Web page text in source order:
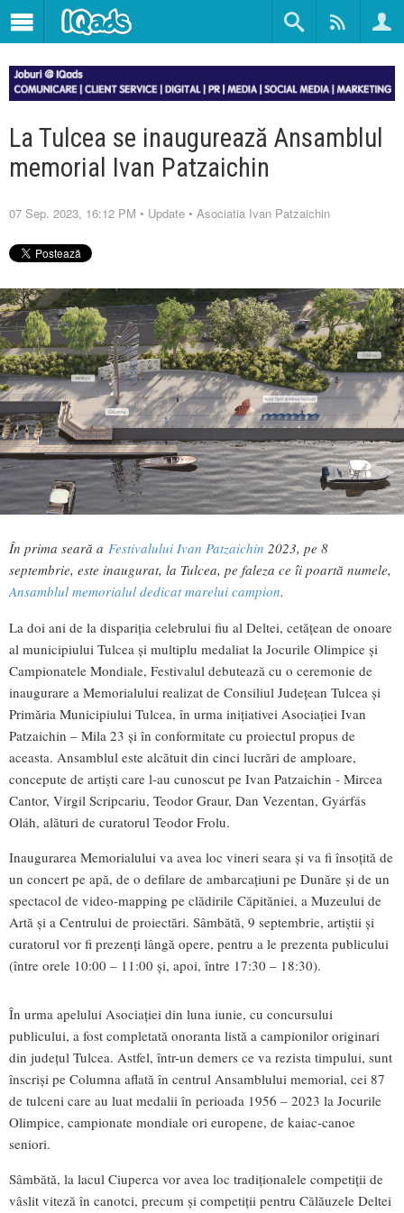
La Tulcea se inaugurează Ansamblul
memorial Ivan Patzaichin
07 Sep. 2023, 16:12 PM • Update • Asociatia Ivan Patzaichin
În prima seară a Festivalului Ivan Patzaichin 2023, pe 8
septembrie, este inaugurat, la Tulcea, pe faleza ce îi poartă numele,
Ansamblul memorialul dedicat marelui campion.
La doi ani de la dispariția celebrului fiu al Deltei, cetățean de onoare
al municipiului Tulcea și multiplu medaliat la Jocurile Olimpice și
Campionatele Mondiale, Festivalul debutează cu o ceremonie de
inaugurare a Memorialului realizat de Consiliul Județean Tulcea și
Primăria Municipiului Tulcea, în urma inițiativei Asociației Ivan
Patzaichin – Mila 23 și în conformitate cu proiectul propus de
aceasta. Ansamblul este alcătuit din cinci lucrări de amploare,
concepute de artiști care l-au cunoscut pe Ivan Patzaichin - Mircea
Cantor, Virgil Scripcariu, Teodor Graur, Dan Vezentan, Gyárfás
Oláh, alături de curatorul Teodor Frolu.
Inaugurarea Memorialului va avea loc vineri seara și va fi însoțită de
un concert pe apă, de o defilare de ambarcațiuni pe Dunăre și de un
spectacol de video-mapping pe clădirile Căpităniei, a Muzeului de
Artă și a Centrului de proiectări. Sâmbătă, 9 septembrie, artiștii și
curatorul vor fi prezenți lângă opere, pentru a le prezenta publicului
(între orele 10:00 – 11:00 și, apoi, între 17:30 – 18:30).
În urma apelului Asociației din luna iunie, cu concursului
publicului, a fost completată onoranta listă a campionilor originari
din județul Tulcea. Astfel, într-un demers ce va rezista timpului, sunt
înscriși pe Columna aflată în centrul Ansamblului memorial, cei 87
de tulceni care au luat medalii în perioada 1956 – 2023 la Jocurile
Olimpice, campionate mondiale ori europene, de kaiac-canoe
seniori.
Sâmbătă, la lacul Ciuperca vor avea loc tradiționalele competiții de
vâslit viteză în canotci, precum și competiții pentru Călăuzele Deltei